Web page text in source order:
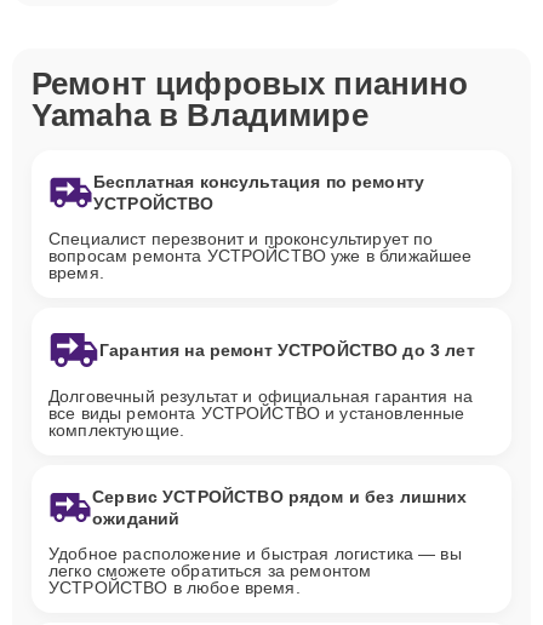
Ремонт цифровых пианино
Yamaha в Владимире
Бесплатная консультация по ремонту
УСТРОЙСТВО
Специалист перезвонит и проконсультирует по
вопросам ремонта УСТРОЙСТВО уже в ближайшее
время.
Гарантия на ремонт УСТРОЙСТВО до 3 лет
Долговечный результат и официальная гарантия на
все виды ремонта УСТРОЙСТВО и установленные
комплектующие.
Сервис УСТРОЙСТВО рядом и без лишних
ожиданий
Удобное расположение и быстрая логистика — вы
легко сможете обратиться за ремонтом
УСТРОЙСТВО в любое время.